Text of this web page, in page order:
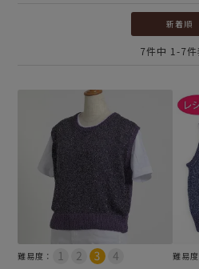
新着順
7件中 1 -7
難易度： 難易度